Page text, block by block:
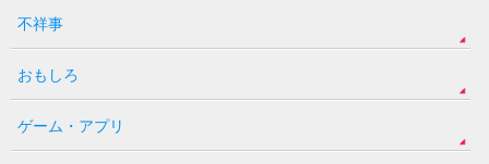
不祥事
おもしろ
ゲーム・アプリ